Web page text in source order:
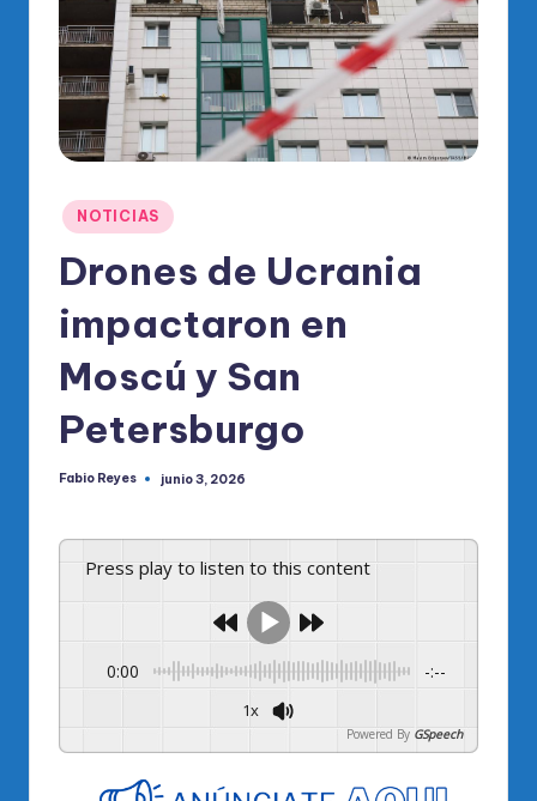
di
O
al
el
R
M
Publicado
en
NOTICIAS
Drones de Ucrania
impactaron en
Moscú y San
Petersburgo
Publicado
Fabio Reyes junio 3, 2026
Press play to listen to this content
0:00 -:--
1x
Powered By GSpeech